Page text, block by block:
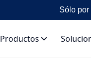
Sólo por
Productos